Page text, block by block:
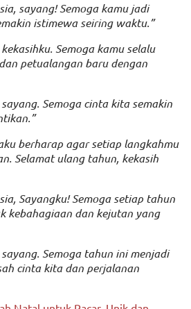
sayang! Semoga kamu jadi
istimewa seiring waktu.”
Semoga kamu selalu
petualangan baru dengan
Semoga cinta kita semakin
berharap agar setiap langkahmu
Selamat ulang tahun, kekasih
Sayangku! Semoga setiap tahun
kebahagiaan dan kejutan yang
Semoga tahun ini menjadi
cinta kita dan perjalanan